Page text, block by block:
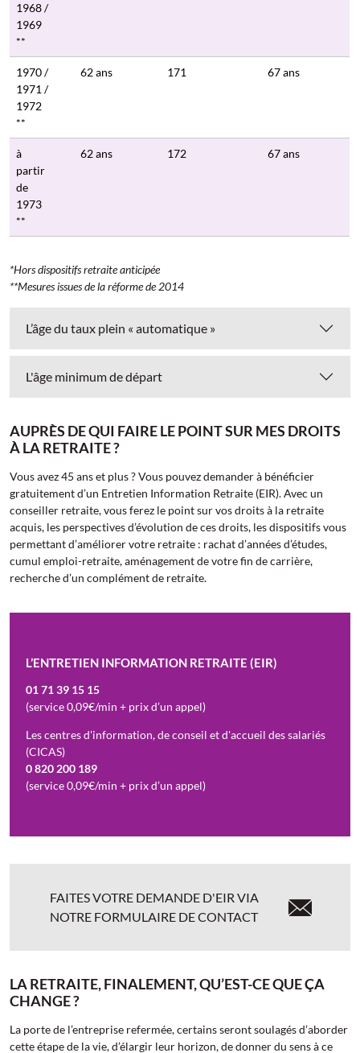
1968 /
1969
**
1970 /
1971 /
1972
**
62 ans 171 67 ans
à
partir
de
1973
**
62 ans 172 67 ans
*Hors dispositifs retraite anticipée
**Mesures issues de la réforme de 2014
L’âge du taux plein « automatique »
L'âge minimum de départ
AUPRÈS DE QUI FAIRE LE POINT SUR MES DROITS
À LA RETRAITE ?
Vous avez 45 ans et plus ? Vous pouvez demander à bénéficier
gratuitement d’un Entretien Information Retraite (EIR). Avec un
conseiller retraite, vous ferez le point sur vos droits à la retraite
acquis, les perspectives d’évolution de ces droits, les dispositifs vous
permettant d’améliorer votre retraite : rachat d’années d’études,
cumul emploi-retraite, aménagement de votre fin de carrière,
recherche d’un complément de retraite.
L’ENTRETIEN INFORMATION RETRAITE (EIR)
01 71 39 15 15
(service 0,09€/min + prix d’un appel)
Les centres d'information, de conseil et d'accueil des salariés
(CICAS)
0 820 200 189
(service 0,09€/min + prix d’un appel)
FAITES VOTRE DEMANDE D'EIR VIA
NOTRE FORMULAIRE DE CONTACT
LA RETRAITE, FINALEMENT, QU’EST-CE QUE ÇA
CHANGE ?
La porte de l’entreprise refermée, certains seront soulagés d’aborder
cette étape de la vie, d’élargir leur horizon, de donner du sens à ce